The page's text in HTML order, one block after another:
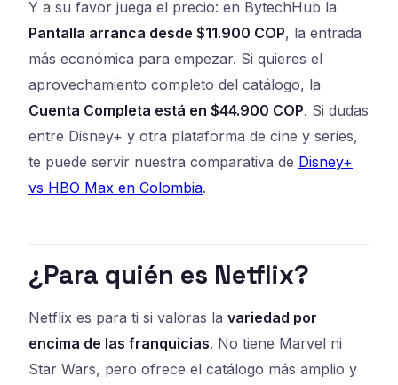
Y a su favor juega el precio: en BytechHub la
Pantalla arranca desde $11.900 COP, la entrada
más económica para empezar. Si quieres el
aprovechamiento completo del catálogo, la
Cuenta Completa está en $44.900 COP. Si dudas
entre Disney+ y otra plataforma de cine y series,
te puede servir nuestra comparativa de Disney+
vs HBO Max en Colombia.
¿Para quién es Netflix?
Netflix es para ti si valoras la variedad por
encima de las franquicias. No tiene Marvel ni
Star Wars, pero ofrece el catálogo más amplio y